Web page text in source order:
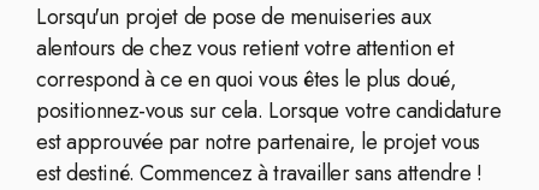
Lorsqu'un projet de pose de menuiseries aux
alentours de chez vous retient votre attention et
correspond à ce en quoi vous êtes le plus doué,
positionnez-vous sur cela. Lorsque votre candidature
est approuvée par notre partenaire, le projet vous
est destiné. Commencez à travailler sans attendre !